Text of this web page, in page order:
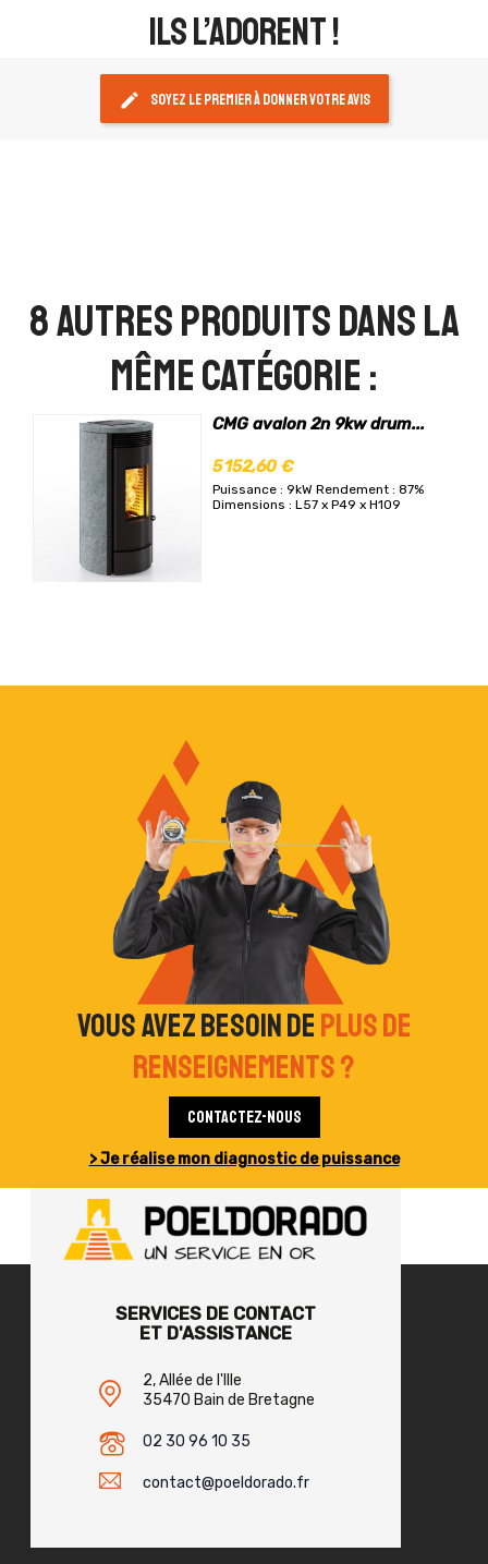
ils l’adorent !
edit Soyez le premier à donner votre avis
8 autres produits dans la
même catégorie :
CMG avalon 2n 9kw drum...
5 152,60 €
Puissance : 9kW Rendement : 87%
Dimensions : L57 x P49 x H109
Vous avez besoin deplus de
renseignements ?
Contactez-nous
> Je réalise mon diagnostic de puissance
SERVICES DE CONTACT
ET D'ASSISTANCE
2, Allée de l'Ille
35470 Bain de Bretagne
02 30 96 10 35
contact@poeldorado.fr